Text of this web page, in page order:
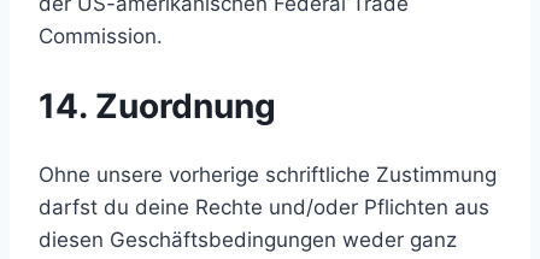
Commission.
14. Zuordnung
Ohne unsere vorherige schriftliche Zustimmung
darfst du deine Rechte und/oder Pflichten aus
diesen Geschäftsbedingungen weder ganz